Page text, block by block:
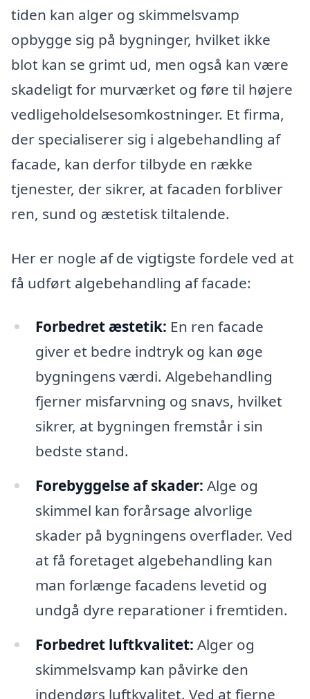
tiden kan alger og skimmelsvamp
opbygge sig på bygninger, hvilket ikke
blot kan se grimt ud, men også kan være
skadeligt for murværket og føre til højere
vedligeholdelsesomkostninger. Et firma,
der specialiserer sig i algebehandling af
facade, kan derfor tilbyde en række
tjenester, der sikrer, at facaden forbliver
ren, sund og æstetisk tiltalende.
Her er nogle af de vigtigste fordele ved at
få udført algebehandling af facade:
Forbedret æstetik: En ren facade
giver et bedre indtryk og kan øge
bygningens værdi. Algebehandling
fjerner misfarvning og snavs, hvilket
sikrer, at bygningen fremstår i sin
bedste stand.
Forebyggelse af skader: Alge og
skimmel kan forårsage alvorlige
skader på bygningens overflader. Ved
at få foretaget algebehandling kan
man forlænge facadens levetid og
undgå dyre reparationer i fremtiden.
Forbedret luftkvalitet: Alger og
skimmelsvamp kan påvirke den
indendørs luftkvalitet. Ved at fjerne